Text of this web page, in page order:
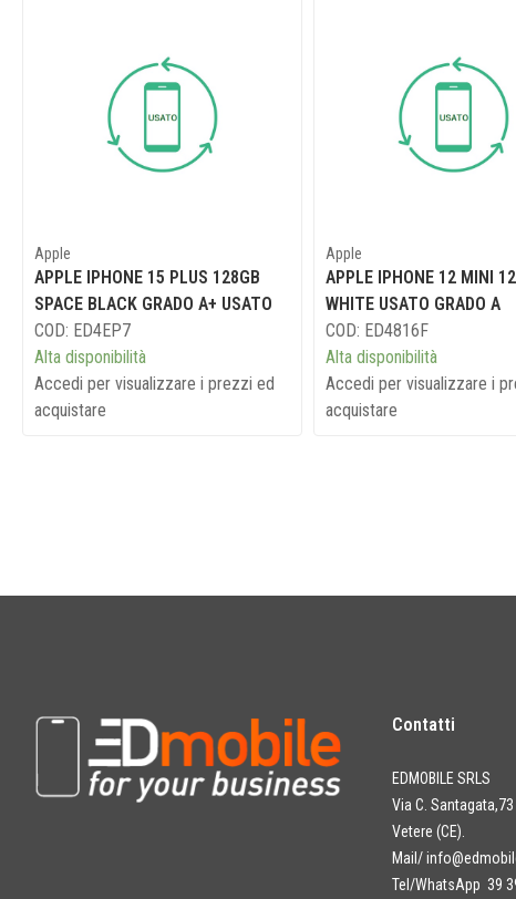
Apple
APPLE IPHONE 15 PLUS 128GB
SPACE BLACK GRADO A+ USATO
COD: ED4EP7
Alta disponibilità
Accedi per visualizzare i prezzi ed
acquistare
Apple
APPLE IPHONE 12 MINI
WHITE USATO GRADO A
COD: ED4816F
Alta disponibilità
Accedi per visualizzare i
acquistare
Contatti
EDMOBILE SRLS
Via C.
Vetere (CE).
Mail/
Tel/WhatsApp 39